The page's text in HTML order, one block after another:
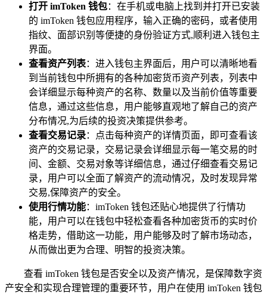
打开 imToken 钱包：在手机或电脑上找到并打开已安装
的 imToken 钱包应用程序，输入正确的密码，或者使用
指纹、面部识别等便捷的身份验证方式,顺利进入钱包主
界面。
查看资产列表：进入钱包主界面后，用户可以清晰地看
到当前钱包中所拥有的各种加密货币资产列表，列表中
会详细显示每种资产的名称、数量以及当前价值等重要
信息，通过这些信息，用户能够直观地了解自己的资产
分布情况,为后续的投资决策提供参考。
查看交易记录：点击每种资产的详情页面，即可查看该
资产的交易记录，交易记录会详细显示每一笔交易的时
间、金额、交易对象等详细信息，通过仔细查看交易记
录，用户可以全面了解资产的流动情况，及时发现异常
交易,保障资产的安全。
使用行情功能：imToken 钱包还贴心地提供了行情功
能，用户可以在钱包中轻松查看各种加密货币的实时价
格走势，借助这一功能，用户能够及时了解市场动态，
从而做出更为合理、明智的投资决策。
查看 imToken 钱包是否安全以及资产情况，是保障数字资
产安全和实现合理管理的重要环节，用户在使用 imToken 钱包